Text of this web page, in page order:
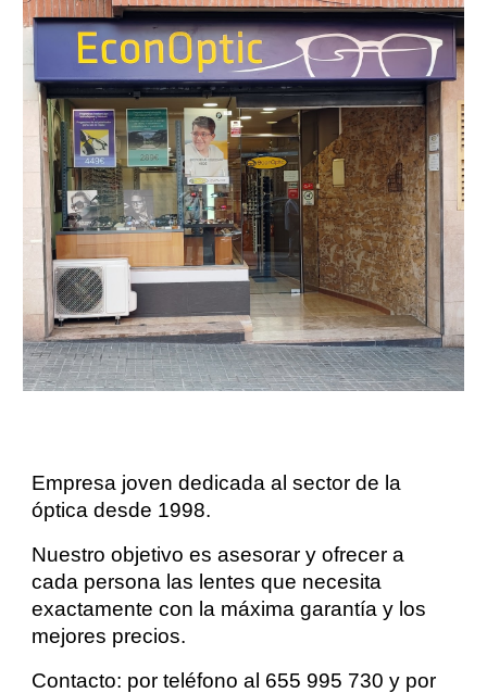
Empresa joven dedicada al sector de la
óptica desde 1998.
Nuestro objetivo es asesorar y ofrecer a
cada persona las lentes que necesita
exactamente con la máxima garantía y los
mejores precios.
Contacto: por teléfono al 655 995 730 y por